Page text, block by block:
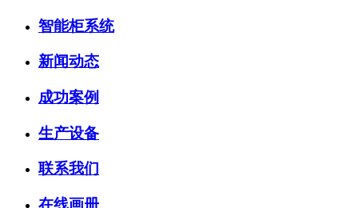
智能柜系统
新闻动态
成功案例
生产设备
联系我们
在线画册